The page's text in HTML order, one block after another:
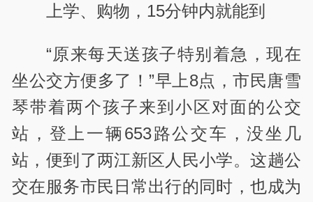
上学、购物，15分钟内就能到
“原来每天送孩子特别着急，现在
坐公交方便多了！”早上8点，市民唐雪
琴带着两个孩子来到小区对面的公交
站，登上一辆653路公交车，没坐几
站，便到了两江新区人民小学。这趟公
交在服务市民日常出行的同时，也成为